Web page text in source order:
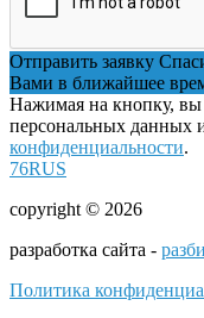
Отправить заявку
Вами в ближайшее
Нажимая на кнопку, вы
персональных данных
конфиденциальности.
76RUS
copyright © 2026
разработка сайта -
Политика